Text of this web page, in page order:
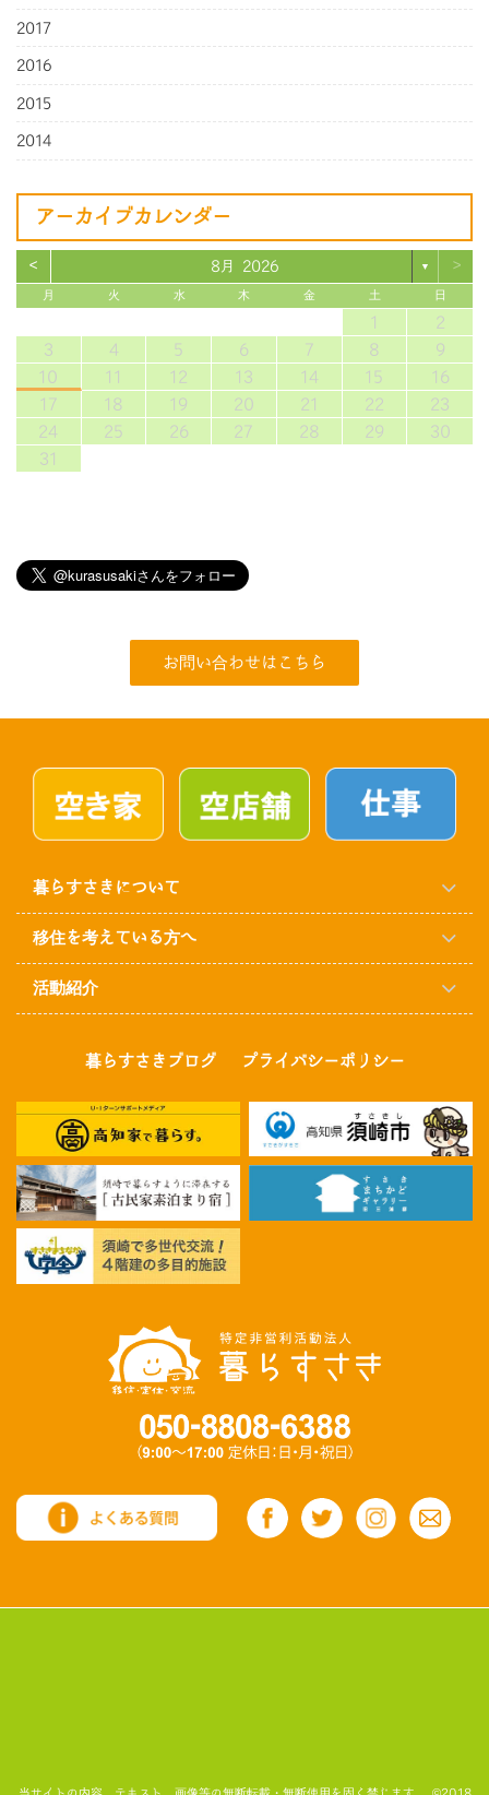
2017
2016
2015
2014
アーカイブカレンダー
< 8月 2026 ▼ >
月 火 水 木 金 土 日
1
2
3
4 5 6 7 8
9
10
11 12 13 14 15
16
17
18 19 20 21 22
23
24
25 26 27 28 29
30
31
お問い合わせはこちら
暮らすさきについて
移住を考えている方へ
活動紹介
暮らすさきブログ プライバシーポリシー